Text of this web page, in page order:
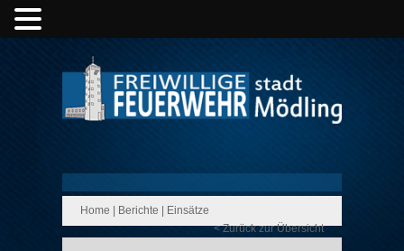
Home Berichte
Einsätze
< Zurück zur Übersicht